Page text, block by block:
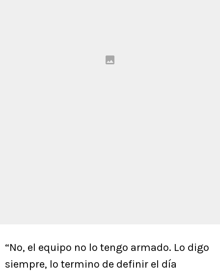
“No, el equipo no lo tengo armado. Lo digo
siempre, lo termino de definir el día